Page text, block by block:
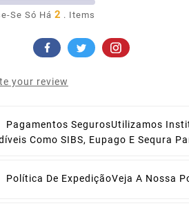
Se Só Há 2 . Items
your review
Pagamentos SegurosUtilizamos
Como SIBS, Eupago E Sequra
Política De ExpediçãoVeja A Nossa